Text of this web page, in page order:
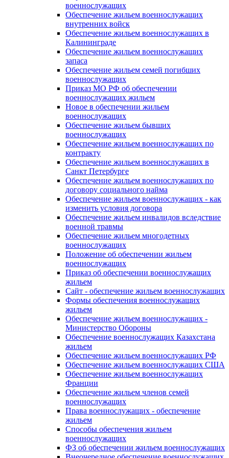
военнослужащих
Обеспечение жильем военнослужащих
внутренних войск
Обеспечение жильем военнослужащих в
Калининграде
Обеспечение жильем военнослужащих
запаса
Обеспечение жильем семей погибших
военнослужащих
Приказ МО РФ об обеспечении
военнослужащих жильем
Новое в обеспечении жильем
военнослужащих
Обеспечение жильем бывших
военнослужащих
Обеспечение жильем военнослужащих по
контракту
Обеспечение жильем военнослужащих в
Санкт Петербурге
Обеспечение жильем военнослужащих по
договору социального найма
Обеспечение жильем военнослужащих - как
изменить условия договора
Обеспечение жильем инвалидов вследствие
военной травмы
Обеспечение жильем многодетных
военнослужащих
Положение об обеспечении жильем
военнослужащих
Приказ об обеспечении военнослужащих
жильем
Сайт - обеспечение жильем военнослужащих
Формы обеспечения военнослужащих
жильем
Обеспечение жильем военнослужащих -
Министерство Обороны
Обеспечение военнослужащих Казахстана
жильем
Обеспечение жильем военнослужащих РФ
Обеспечение жильем военнослужащих США
Обеспечение жильем военнослужащих
Франции
Обеспечение жильем членов семей
военнослужащих
Права военнослужащих - обеспечение
жильем
Способы обеспечения жильем
военнослужащих
ФЗ об обеспечении жильем военнослужащих